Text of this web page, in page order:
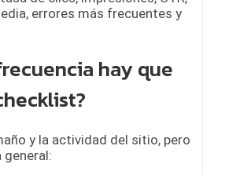
errores más frecuentes y
hay que
y la actividad del sitio, pero